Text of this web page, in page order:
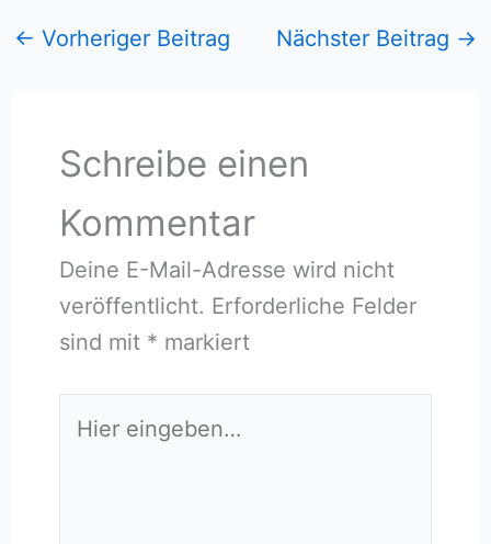
← Vorheriger Beitrag Nächster Beitrag →
Schreibe einen
Kommentar
Deine E-Mail-Adresse wird nicht
veröffentlicht. Erforderliche Felder
sind mit * markiert
eingeben…